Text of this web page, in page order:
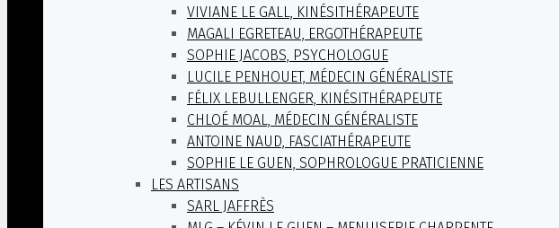
VIVIANE LE GALL, KINÉSITHÉRAPEUTE
MAGALI EGRETEAU, ERGOTHÉRAPEUTE
SOPHIE JACOBS, PSYCHOLOGUE
LUCILE PENHOUET, MÉDECIN GÉNÉRALISTE
FÉLIX LEBULLENGER, KINÉSITHÉRAPEUTE
CHLOÉ MOAL, MÉDECIN GÉNÉRALISTE
ANTOINE NAUD, FASCIATHÉRAPEUTE
SOPHIE LE GUEN, SOPHROLOGUE PRATICIENNE
LES ARTISANS
SARL JAFFRÈS